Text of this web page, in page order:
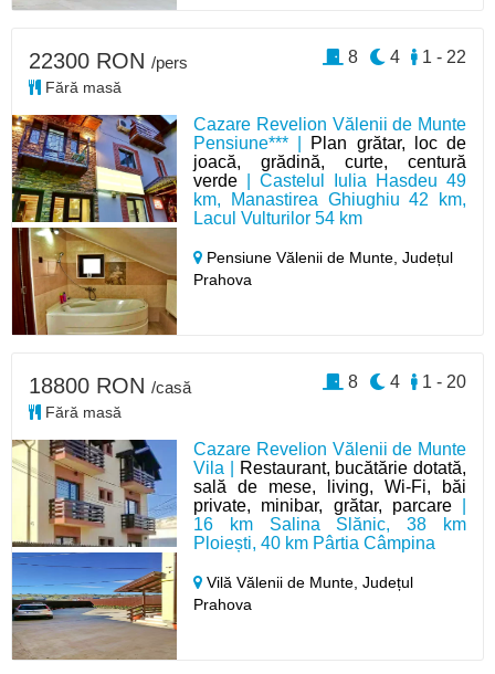
Cazare Revelion Vălenii de Munte
Pensiune*** | Plan grătar, loc de
joacă, grădină, curte, centură
verde | Castelul Iulia Hasdeu 49
km, Manastirea Ghiughiu 42 km,
Lacul Vulturilor 54 km
Pensiune Vălenii de Munte,Județul
Prahova
22300 RON /pers
Fără masă
1 - 22
4
8
Cazare Revelion Vălenii de Munte
Vila |
Restaurant, bucătărie dotată,
sală de mese, living, Wi-Fi, băi
private, minibar, grătar, parcare|
16 km Salina Slănic, 38 km
Ploiești, 40 km Pârtia Câmpina
Vilă Vălenii de Munte,Județul
Prahova
18800 RON /casă
Fără masă
1 - 20
4
8